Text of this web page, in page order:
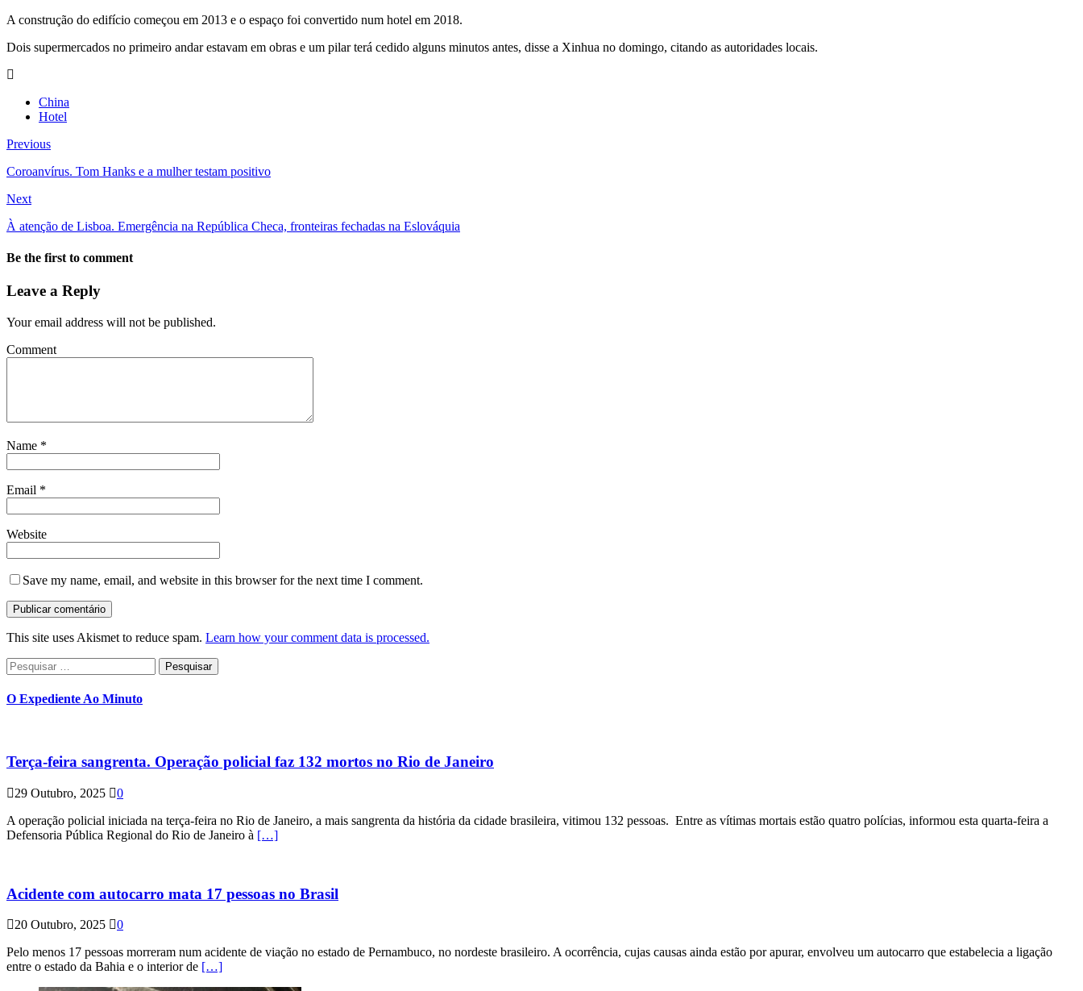
A construção do edifício começou em 2013 e o espaço foi convertido num hotel em 2018.
Dois supermercados no primeiro andar estavam em obras e um pilar terá cedido alguns minutos antes, disse a Xinhua no domingo, citando as autoridades locais.
China
Hotel
Previous
Coroanvírus. Tom Hanks e a mulher testam positivo
Next
À atenção de Lisboa. Emergência na República Checa, fronteiras fechadas na Eslováquia
Be the first to comment
Leave a Reply
Your email address will not be published.
Comment
Name *
Email *
Website
Save my name, email, and website in this browser for the next time I comment.
This site uses Akismet to reduce spam. Learn how your comment data is processed.
Pesquisar
por:
O Expediente Ao Minuto
Terça-feira sangrenta. Operação policial faz 132 mortos no Rio de Janeiro
29 Outubro, 2025
0
A operação policial iniciada na terça-feira no Rio de Janeiro, a mais sangrenta da história da cidade brasileira, vitimou 132 pessoas. Entre as vítimas mortais estão quatro polícias, informou esta quarta-feira a
Defensoria Pública Regional do Rio de Janeiro à […]
Acidente com autocarro mata 17 pessoas no Brasil
20 Outubro, 2025
0
Pelo menos 17 pessoas morreram num acidente de viação no estado de Pernambuco, no nordeste brasileiro. A ocorrência, cujas causas ainda estão por apurar, envolveu um autocarro que estabelecia a ligação
entre o estado da Bahia e o interior de […]